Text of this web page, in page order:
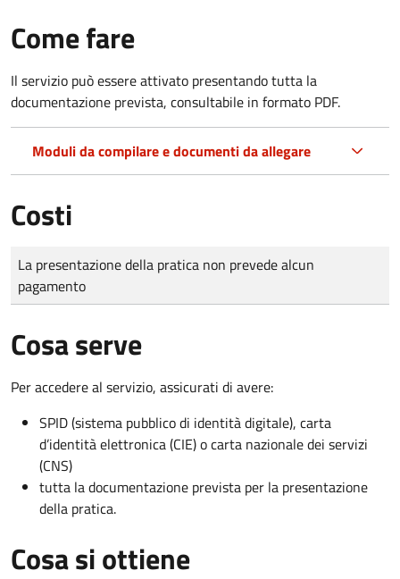
Come fare
Il servizio può essere attivato presentando tutta la
documentazione prevista, consultabile in formato PDF.
Moduli da compilare e documenti da allegare
Costi
Tipo di pagamento
Importo
La presentazione della pratica non prevede alcun
pagamento
Cosa serve
Per accedere al servizio, assicurati di avere:
SPID (sistema pubblico di identità digitale), carta
d’identità elettronica (CIE) o carta nazionale dei servizi
(CNS)
tutta la documentazione prevista per la presentazione
della pratica.
Cosa si ottiene